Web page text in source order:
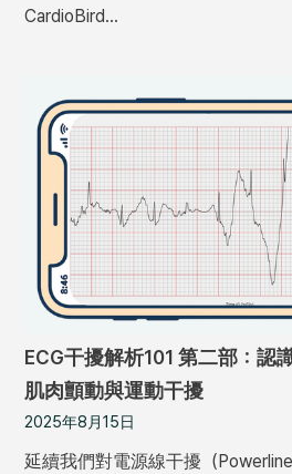
CardioBird…
ECG干擾解析101 第二部：認
肌肉顫動與運動干擾
2025年8月15日
延續我們對電源線干擾（